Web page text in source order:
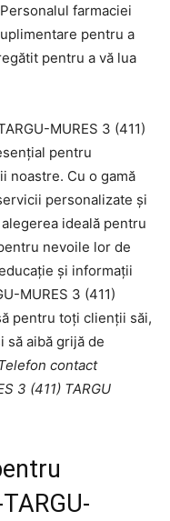
farmaciei
pentru a
pentru a vă lua
MURES 3 (411)
pentru
noastre. Cu o gamă
personalizate și
ideală pentru
nevoile lor de
și informații
MURES 3 (411)
pentru toți clienții săi,
să aibă grijă de
contact
3 (411) TARGU